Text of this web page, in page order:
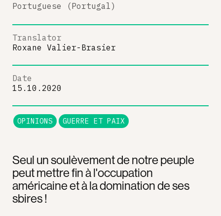
Seul un soulèvement de notre peuple
peut mettre fin à l'occupation
américaine et à la domination de ses
sbires !
Portuguese (Portugal)
Translator
Roxane Valier-Brasier
Date
15.10.2020
OPINIONS GUERRE ET PAIX